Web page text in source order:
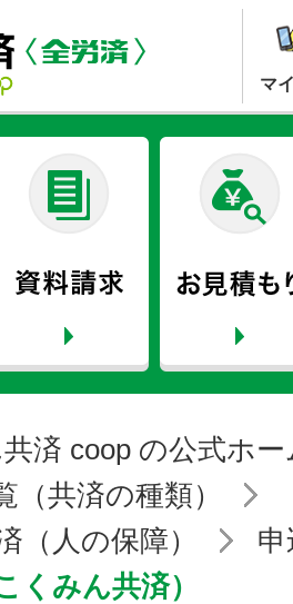
マ
済 coop の公式ホ
（共済の種類）
（人の保障）
くみん共済）